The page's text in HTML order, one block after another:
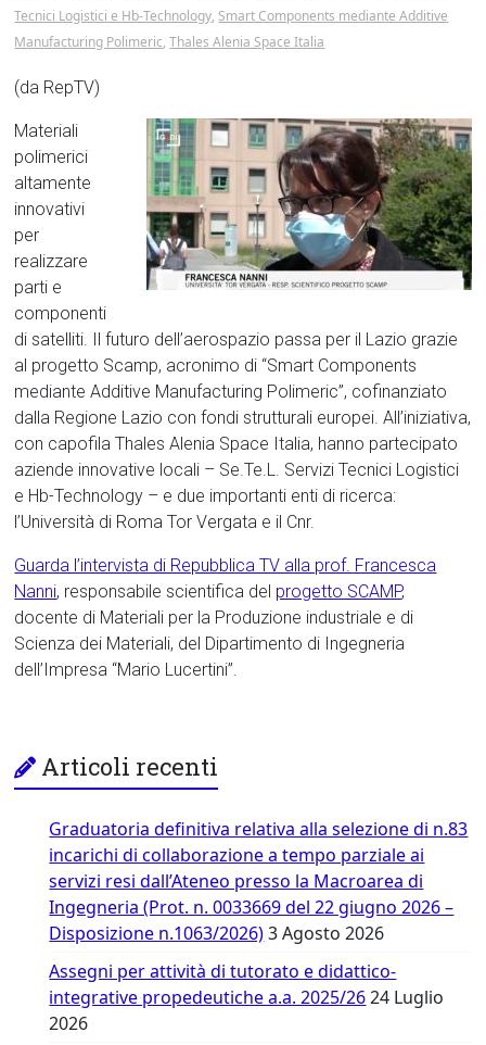
Tecnici Logistici e Hb-Technology, Smart Components mediante Additive
Manufacturing Polimeric,Thales Alenia Space Italia
(da RepTV)
Materiali
polimerici
altamente
innovativi
per
realizzare
parti e
componenti
di satelliti. Il futuro dell’aerospazio passa per il Lazio grazie
al progetto Scamp, acronimo di “Smart Components
mediante Additive Manufacturing Polimeric”, cofinanziato
dalla Regione Lazio con fondi strutturali europei. All’iniziativa,
con capofila Thales Alenia Space Italia, hanno partecipato
aziende innovative locali – Se.Te.L. Servizi Tecnici Logistici
e Hb-Technology – e due importanti enti di ricerca:
l’Università di Roma Tor Vergata e il Cnr.
Guarda l’intervista di Repubblica TV alla prof. Francesca
Nanni, responsabile scientifica del progetto SCAMP,
docente di Materiali per la Produzione industriale e di
Scienza dei Materiali, del Dipartimento di Ingegneria
dell’Impresa “Mario Lucertini”.
Articoli recenti
Graduatoria definitiva relativa alla selezione di n.83
incarichi di collaborazione a tempo parziale ai
servizi resi dall’Ateneo presso la Macroarea di
Ingegneria (Prot. n. 0033669 del 22 giugno 2026 –
Disposizione n.1063/2026) 3 Agosto 2026
Assegni per attività di tutorato e didattico-
integrative propedeutiche a.a. 2025/26 24 Luglio
2026